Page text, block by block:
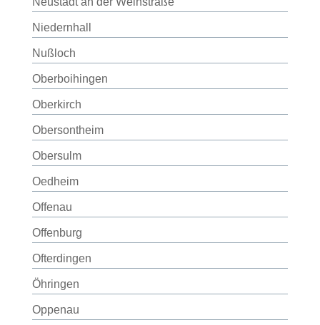
Niedernhall
Nußloch
Oberboihingen
Oberkirch
Obersontheim
Obersulm
Oedheim
Offenau
Offenburg
Ofterdingen
Öhringen
Oppenau